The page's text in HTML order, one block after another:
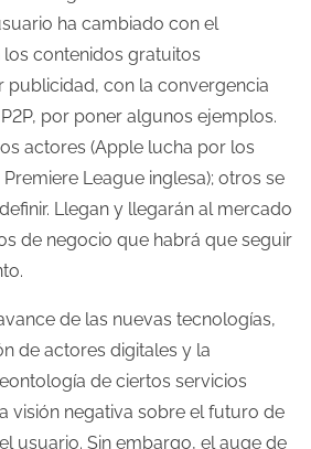
ha cambiado con el
contenidos gratuitos
publicidad, con la convergencia
por poner algunos ejemplos.
actores (Apple lucha por los
League inglesa); otros se
Llegan y llegarán al mercado
de negocio que habrá que seguir
de las nuevas tecnologías,
de actores digitales y la
de ciertos servicios
visión negativa sobre el futuro de
usuario. Sin embargo, el auge de